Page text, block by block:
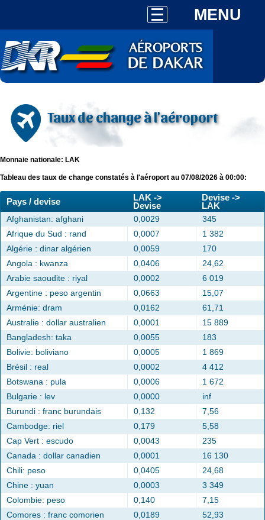
MENU
Taux de change à l'aéroport
Monnaie nationale: LAK
Tableau des taux de change constatés à l'aéroport au 07/08/2026 à 00:00:
Pays / devise
LAK ->
Devise
Devise ->
LAK
Afghanistan: afghani 0,0029
345
Afrique du Sud : rand
0,0007
1 382
Algérie : dinar algérien
0,0059
170
Angola : kwanza
0,0406
24,62
Arabie saoudite : riyal
0,0002
6 019
Argentine : peso argentin
0,0663
15,07
Arménie: dram
0,0162
61,71
Australie : dollar australien
0,0001
15 889
Bangladesh: taka
0,0055
183
Bolivie: boliviano
0,0005
1 869
Brésil : real
0,0002
4 412
Botswana : pula
0,0006
1 672
Bulgarie : lev
0,0000
inf
Burundi : franc burundais
0,132
7,56
Cambodge: riel
0,179
5,58
Cap Vert : escudo
0,0043
235
Canada : dollar canadien
0,0001
16 130
Chili: peso
0,0405
24,68
Chine : yuan
0,0003
3 349
Colombie: peso
0,140
7,15
Comores : franc comorien
0,0189
52,93